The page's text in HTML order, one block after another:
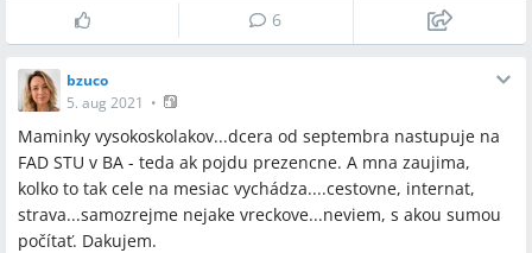
6
bzuco
5. aug 2021 •
Maminky vysokoskolakov...dcera od septembra nastupuje na
FAD STU v BA - teda ak pojdu prezencne. A mna zaujima,
kolko to tak cele na mesiac vychádza....cestovne, internat,
strava...samozrejme nejake vreckove...neviem, s akou sumou
počítať. Dakujem.